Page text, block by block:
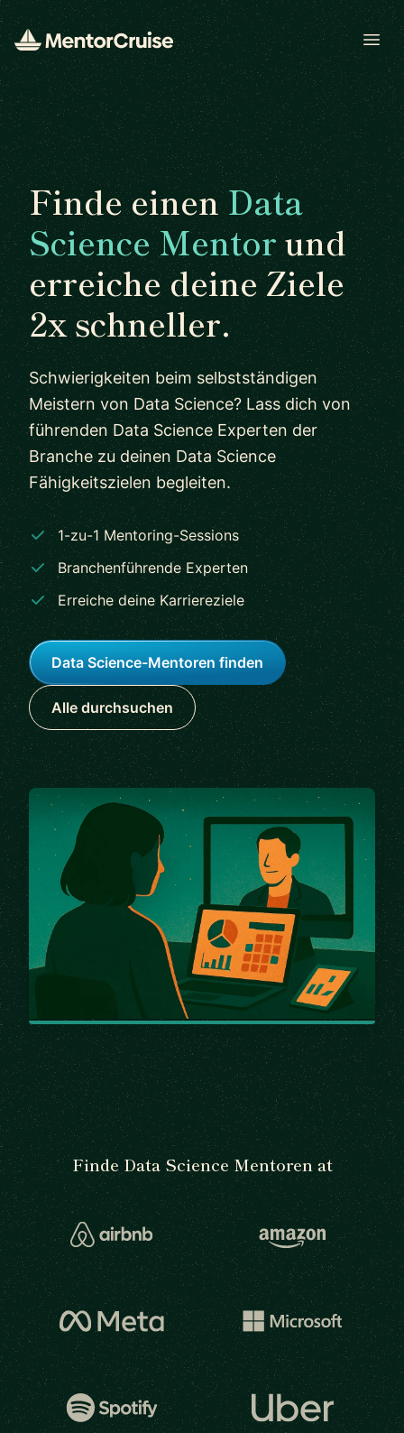
Finde einenData
Science Mentorund
erreiche deine Ziele
2x schneller.
Schwierigkeiten beim selbstständigen
Meistern von Data Science? Lass dich von
führenden Data Science Experten der
Branche zu deinen Data Science
Fähigkeitszielen begleiten.
1-zu-1 Mentoring-Sessions
Branchenführende Experten
Erreiche deine Karriereziele
Data Science-Mentoren finden
Alle durchsuchen
Finde Data Science Mentoren at